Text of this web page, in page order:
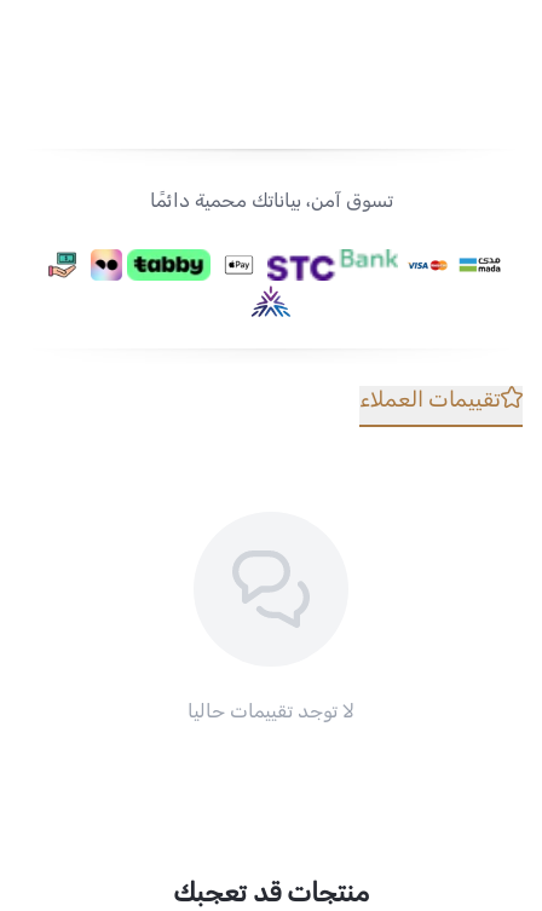
تسوق آمن، بياناتك محمية دائمًا
تقييمات العملاء
لا توجد تقييمات حاليا
منتجات قد تعجبك